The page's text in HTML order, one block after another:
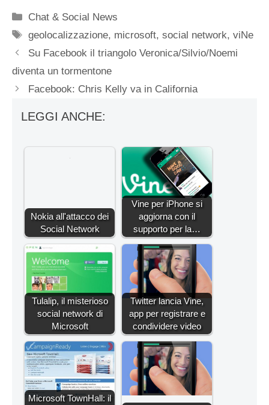
Categorie
Chat & Social News
Tag
geolocalizzazione, microsoft,social network,viNe
Su Facebook il triangolo Veronica/Silvio/Noemi
diventa un tormentone
Facebook: Chris Kelly va in California
LEGGI ANCHE:
Nokia all'attacco dei
Social Network
Vine per iPhone si
aggiorna con il
supporto per la…
Tulalip, il misterioso
social network di
Microsoft
Twitter lancia Vine,
app per registrare e
condividere video
Microsoft TownHall: il